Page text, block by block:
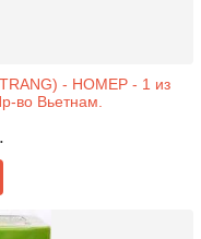
- НОМЕР - 1 из
во Вьетнам.